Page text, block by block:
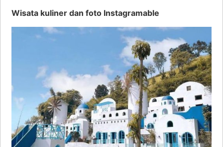
Wisata kuliner dan foto Instagramable